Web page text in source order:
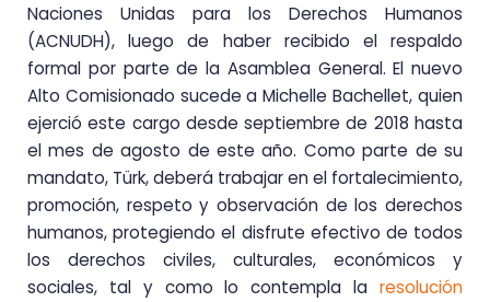
Naciones Unidas para los Derechos Humanos
(ACNUDH), luego de haber recibido el respaldo
formal por parte de la Asamblea General. El nuevo
Alto Comisionado sucede a Michelle Bachellet, quien
ejerció este cargo desde septiembre de 2018 hasta
el mes de agosto de este año. Como parte de su
mandato, Türk, deberá trabajar en el fortalecimiento,
promoción, respeto y observación de los derechos
humanos, protegiendo el disfrute efectivo de todos
los derechos civiles, culturales, económicos y
sociales, tal y como lo contempla la resolución